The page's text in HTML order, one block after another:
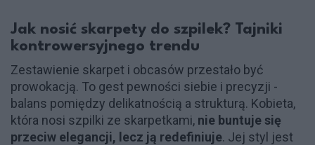
Jak nosić skarpety do szpilek? Tajniki
kontrowersyjnego trendu
Zestawienie skarpet i obcasów przestało być
prowokacją. To gest pewności siebie i precyzji -
balans pomiędzy delikatnością a strukturą. Kobieta,
która nosi szpilki ze skarpetkami, nie buntuje się
przeciw elegancji, lecz ją redefiniuje. Jej styl jest